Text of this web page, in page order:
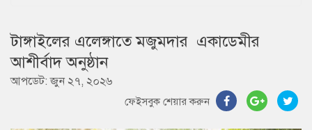
টাঙ্গাইলের এলেঙ্গাতে মজুমদার একাডেমীর
আশীর্বাদ অনুষ্ঠান
আপডেট: জুন ২৭, ২০২৬
ফেইসবুক শেয়ার করুন